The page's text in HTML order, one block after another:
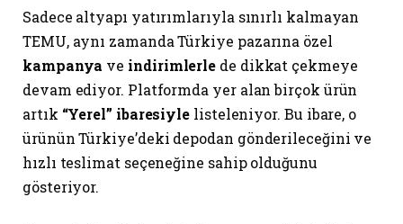
Sadece altyapı yatırımlarıyla sınırlı kalmayan
TEMU, aynı zamanda Türkiye pazarına özel
kampanya ve indirimlerle de dikkat çekmeye
devam ediyor. Platformda yer alan birçok ürün
artık “Yerel” ibaresiyle listeleniyor. Bu ibare, o
ürünün Türkiye’deki depodan gönderileceğini ve
hızlı teslimat seçeneğine sahip olduğunu
gösteriyor.